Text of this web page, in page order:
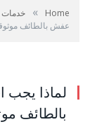
Home
» خدمات
عفش بالطائف
لماذا
بالطائف